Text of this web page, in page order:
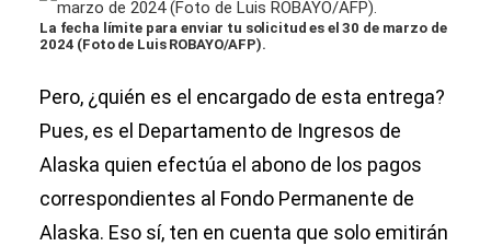
La fecha límite para enviar tu solicitud es el 30 de marzo de
2024 (Foto de Luis ROBAYO/AFP).
Pero, ¿quién es el encargado de esta entrega?
Pues, es el Departamento de Ingresos de
Alaska quien efectúa el abono de los pagos
correspondientes al Fondo Permanente de
Alaska. Eso sí, ten en cuenta que solo emitirán